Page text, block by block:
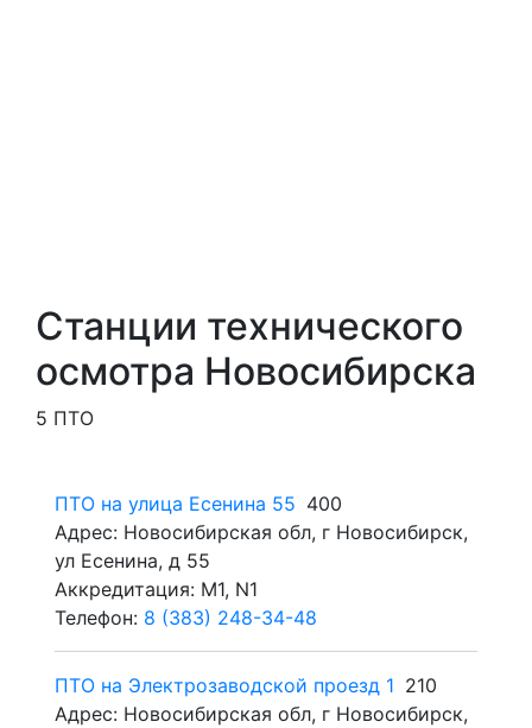
Станции технического
осмотра Новосибирска
5 ПТО
ПТО на улица Есенина 55 400
Адрес: Новосибирская обл, г Новосибирск,
ул Есенина, д 55
Аккредитация: M1, N1
Телефон: 8 (383) 248-34-48
ПТО на Электрозаводской проезд 1 210
Адрес: Новосибирская обл, г Новосибирск,